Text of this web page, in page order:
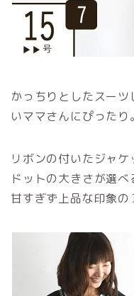
かっちりとしたスー
いママさんにぴったり。
リボンの付いたジャ
ドットの大きさが選べ
甘すぎず上品な印象の